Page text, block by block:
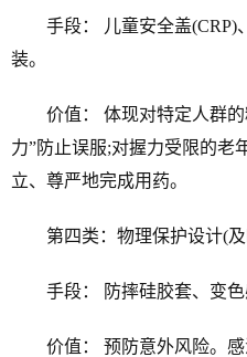
手段： 儿童安全盖(CRP)
装。
价值： 体现对特定人群的
力”防止误服;对握力受限的老
立、尊严地完成用药。
第四类：物理保护设计(及
手段： 防摔硅胶套、变色
价值： 预防意外风险。感